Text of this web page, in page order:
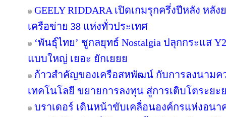
GEELY RIDDARA เปิดเกมรุกครึ่งปีหลัง หลั
เครือข่าย 38 แห่งทั่วประเทศ
‘พันธุ์ไทย’ ชูกลยุทธ์ Nostalgia ปลุกกระแส
แบบใหญ่ เยอะ ยักเยยย
ก้าวสำคัญของเครือสหพัฒน์ กับการลงนามค
เทคโนโลยี ขยายการลงทุน สู่การเติบโตระยะ
บราเดอร์ เดินหน้าขับเคลื่อนองค์กรแห่งอน